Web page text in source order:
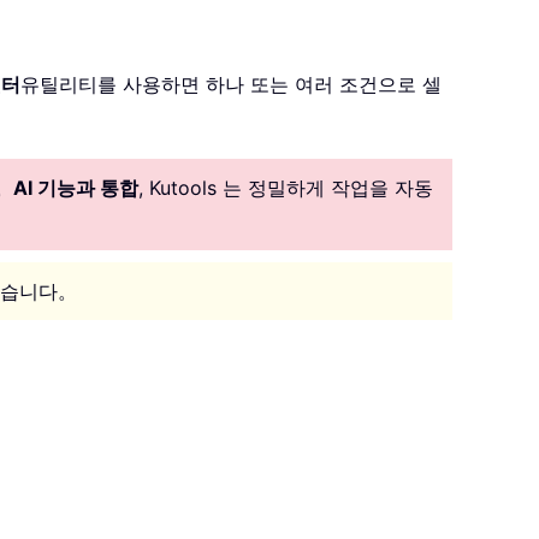
유틸리티를 사용하면 하나 또는 여러 조건으로 셀
AI 기능과 통합, Kutools 는 정밀하게 작업을 자동
니다。